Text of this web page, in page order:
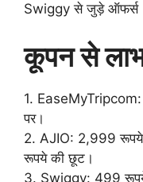
Swiggy से जुड़े ऑफर्स
कूपन से
1.
पर।
2. AJIO: 2,999 रूपये
रूपये की छूट।
3. Swiggy: 499